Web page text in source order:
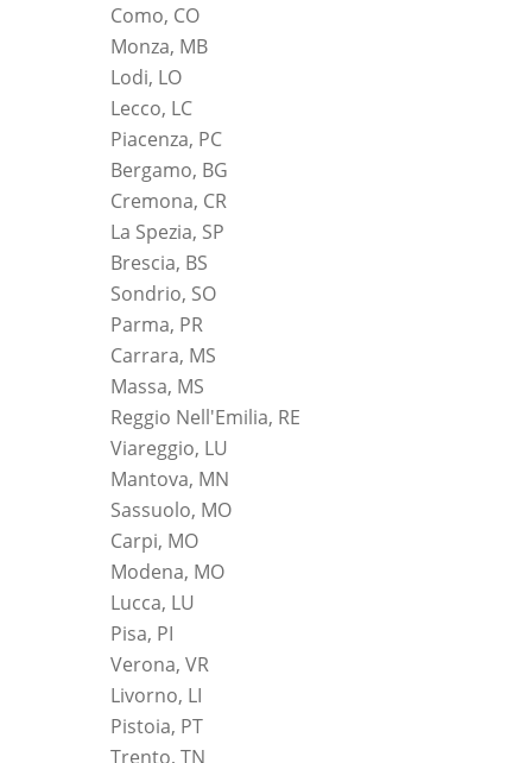
Como, CO
Monza, MB
Lodi, LO
Lecco, LC
Piacenza, PC
Bergamo, BG
Cremona, CR
La Spezia, SP
Brescia, BS
Sondrio, SO
Parma, PR
Carrara, MS
Massa, MS
Reggio Nell'Emilia, RE
Viareggio, LU
Mantova, MN
Sassuolo, MO
Carpi, MO
Modena, MO
Lucca, LU
Pisa, PI
Verona, VR
Livorno, LI
Pistoia, PT
Trento, TN